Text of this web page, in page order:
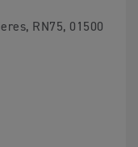
RN75, 01500